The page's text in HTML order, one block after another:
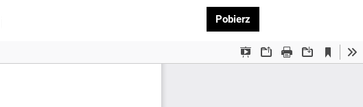
Pobierz